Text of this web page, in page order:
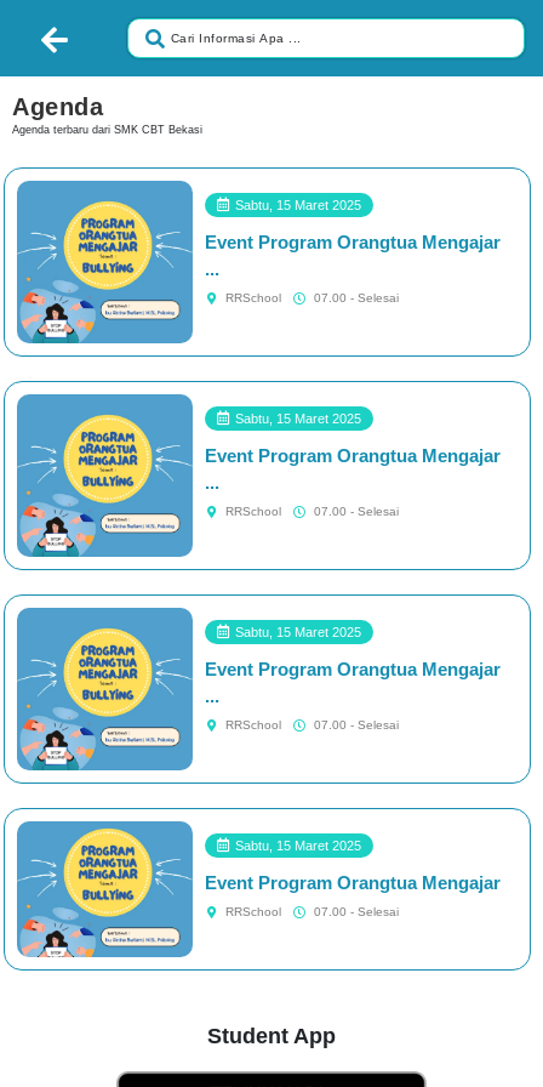
Agenda
Agenda terbaru dari SMK CBT Bekasi
#####
Sabtu, 15 Maret 2025
Event Program Orangtua Mengajar
...
RRSchool 07.00 - Selesai
#####
Sabtu, 15 Maret 2025
Event Program Orangtua Mengajar
...
RRSchool 07.00 - Selesai
#####
Sabtu, 15 Maret 2025
Event Program Orangtua Mengajar
...
RRSchool 07.00 - Selesai
#####
Sabtu, 15 Maret 2025
Event Program Orangtua Mengajar
RRSchool 07.00 - Selesai
Student App